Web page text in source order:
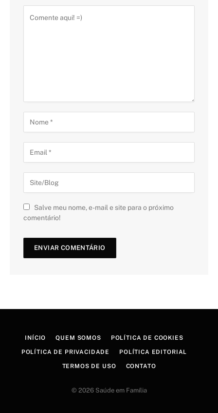
Salve meu nome, e-mail e site para o próximo
comentário!
INÍCIO QUEM SOMOS POLÍTICA DE COOKIES
POLÍTICA DE PRIVACIDADE POLÍTICA EDITORIAL
TERMOS DE USO CONTATO
© 2026 Saúde em Família